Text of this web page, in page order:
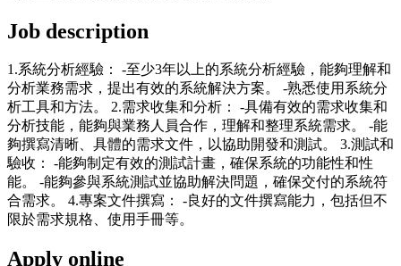
Job description
1.系統分析經驗： -至少3年以上的系統分析經驗，能夠理解和
分析業務需求，提出有效的系統解決方案。 -熟悉使用系統分
析工具和方法。 2.需求收集和分析： -具備有效的需求收集和
分析技能，能夠與業務人員合作，理解和整理系統需求。 -能
夠撰寫清晰、具體的需求文件，以協助開發和測試。 3.測試和
驗收： -能夠制定有效的測試計畫，確保系統的功能性和性
能。 -能夠參與系統測試並協助解決問題，確保交付的系統符
合需求。 4.專案文件撰寫： -良好的文件撰寫能力，包括但不
限於需求規格、使用手冊等。
Apply online